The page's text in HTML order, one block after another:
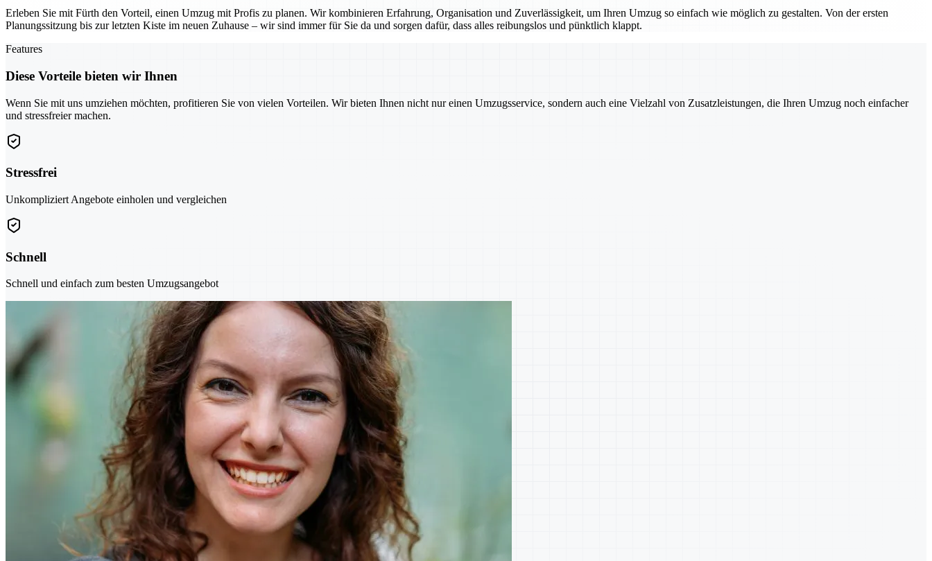
Erleben Sie mit Fürth den Vorteil, einen Umzug mit Profis zu planen. Wir kombinieren Erfahrung, Organisation und Zuverlässigkeit, um Ihren Umzug so einfach wie möglich zu gestalten. Von der ersten
Planungssitzung bis zur letzten Kiste im neuen Zuhause – wir sind immer für Sie da und sorgen dafür, dass alles reibungslos und pünktlich klappt.
Features
Diese Vorteile bieten wir Ihnen
Wenn Sie mit uns umziehen möchten, profitieren Sie von vielen Vorteilen. Wir bieten Ihnen nicht nur einen Umzugsservice, sondern auch eine Vielzahl von Zusatzleistungen, die Ihren Umzug noch einfacher
und stressfreier machen.
Stressfrei
Unkompliziert Angebote einholen und vergleichen
Schnell
Schnell und einfach zum besten Umzugsangebot